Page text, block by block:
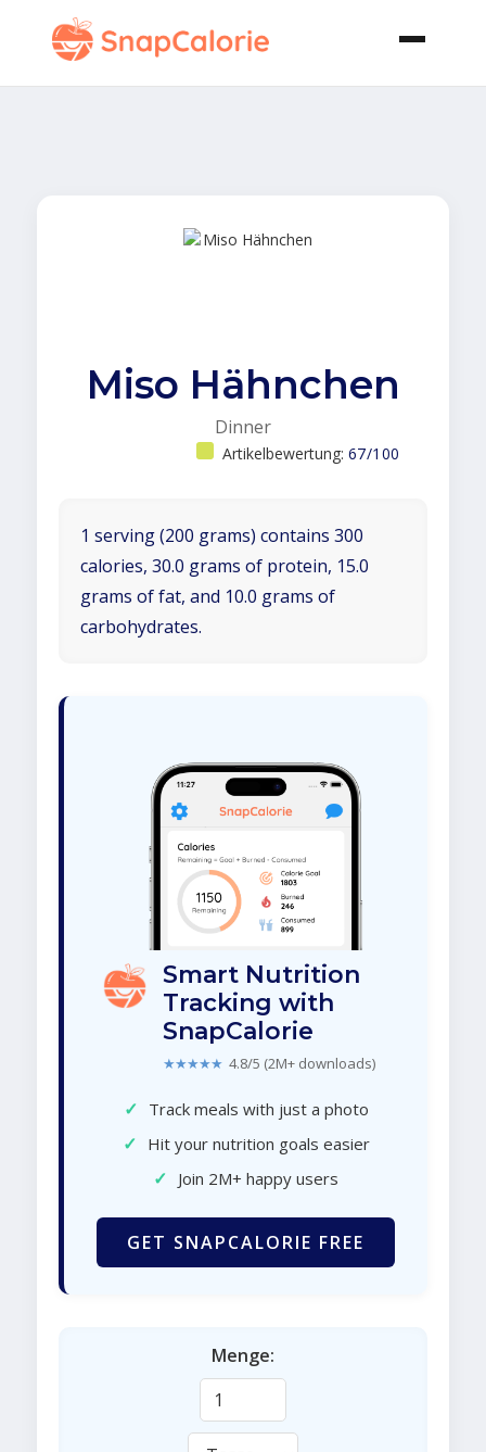
Miso Hähnchen
Dinner
Artikelbewertung: 67/100
1 serving (200 grams) contains 300
calories, 30.0 grams of protein, 15.0
grams of fat, and 10.0 grams of
carbohydrates.
Smart Nutrition
Tracking with
SnapCalorie
★★★★★ 4.8/5 (2M+ downloads)
✓ Track meals with just a photo
✓ Hit your nutrition goals easier
✓ Join 2M+ happy users
GET SNAPCALORIE FREE
Menge: